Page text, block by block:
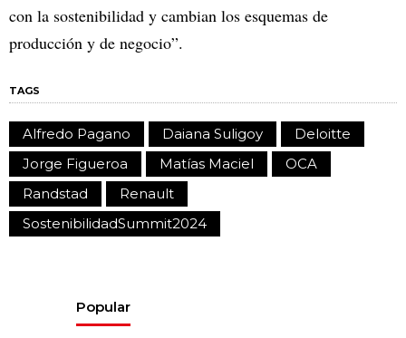
con la sostenibilidad y cambian los esquemas de
producción y de negocio”.
TAGS
Alfredo Pagano Daiana Suligoy
Deloitte
Jorge Figueroa
Matías Maciel
OCA
Randstad
Renault
SostenibilidadSummit2024
Popular